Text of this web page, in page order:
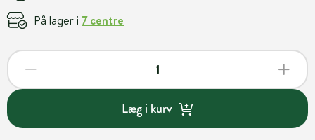
På lager i 7 centre
Læg i kurv